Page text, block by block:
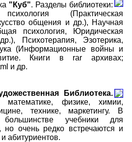
"Куб". Разделы библиотеки:
(Практическая
общения и др.), Научная
психология, Юридическая
Психотерапия, Эзотерика,
(Информационные войны и
Книги в rarархивах;
и др.
Библиотека.
физике, химии,
технике, маркетингу. В
учебники для
очень редко встречаются и
абитуриентов.